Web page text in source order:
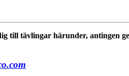
till tävlingar härunder, antingen